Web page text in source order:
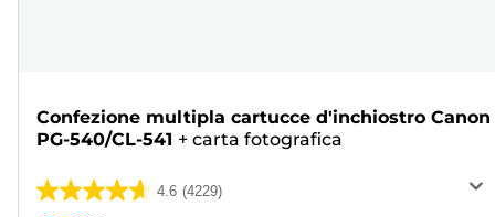
Confezione multipla cartucce d'inchiostro Canon
PG-540/CL-541 + carta fotografica
4.6 (4229)
4.6